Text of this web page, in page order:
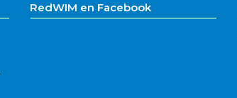
RedWIM en Facebook